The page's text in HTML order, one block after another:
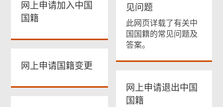
见问题
此网页详载了有关中
国国籍的常见问题及
答案。
网上申请加入中国
国籍
网上申请国籍变更
网上申请退出中国
国籍